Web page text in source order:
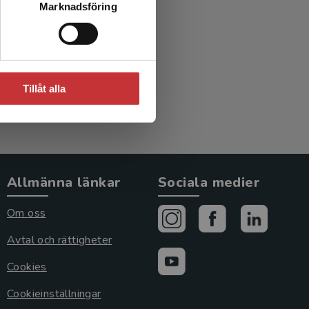
Marknadsföring
Tillåt alla
Allmänna länkar
Om oss
Avtal och rättigheter
Cookies
Cookieinställningar
Sociala medier